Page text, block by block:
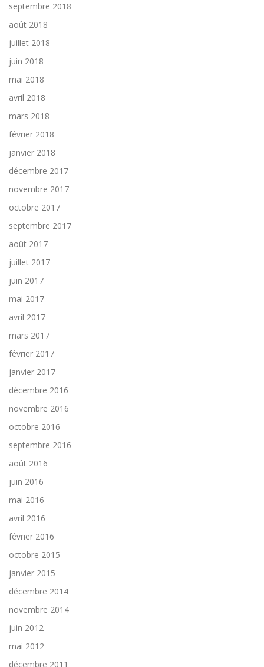
septembre 2018
août 2018
juillet 2018
juin 2018
mai 2018
avril 2018
mars 2018
février 2018
janvier 2018
décembre 2017
novembre 2017
octobre 2017
septembre 2017
août 2017
juillet 2017
juin 2017
mai 2017
avril 2017
mars 2017
février 2017
janvier 2017
décembre 2016
novembre 2016
octobre 2016
septembre 2016
août 2016
juin 2016
mai 2016
avril 2016
février 2016
octobre 2015
janvier 2015
décembre 2014
novembre 2014
juin 2012
mai 2012
décembre 2011